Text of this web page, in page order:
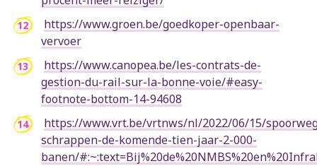
https://www.groen.be/goedkoper-openbaar-
vervoer
https://www.canopea.be/les-contrats-de-
gestion-du-rail-sur-la-bonne-voie/#easy-
footnote-bottom-14-94608
https://www.vrt.be/vrtnws/nl/2022/06/15/
schrappen-de-komende-tien-jaar-2-000-
banen/